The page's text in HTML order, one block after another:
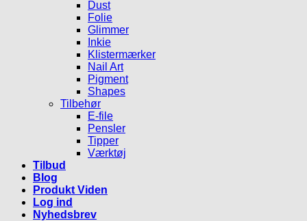
Dust
Folie
Glimmer
Inkie
Klistermærker
Nail Art
Pigment
Shapes
Tilbehør
E-file
Pensler
Tipper
Værktøj
Tilbud
Blog
Produkt Viden
Log ind
Nyhedsbrev